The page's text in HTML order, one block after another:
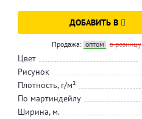
ДОБАВИТЬ В
Продажа: оптом в розницу
Цвет
Рисунок
Плотность, г/м²
По мартиндейлу
Ширина, м.